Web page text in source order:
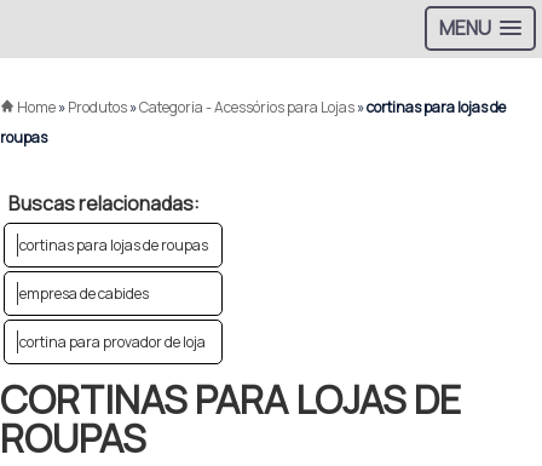
MENU
Home»Produtos»Categoria - Acessórios para Lojas»cortinas para lojas de
roupas
Buscas relacionadas:
cortinas para lojas de roupas
empresa de cabides
cortina para provador de loja
CORTINAS PARA LOJAS DE
ROUPAS